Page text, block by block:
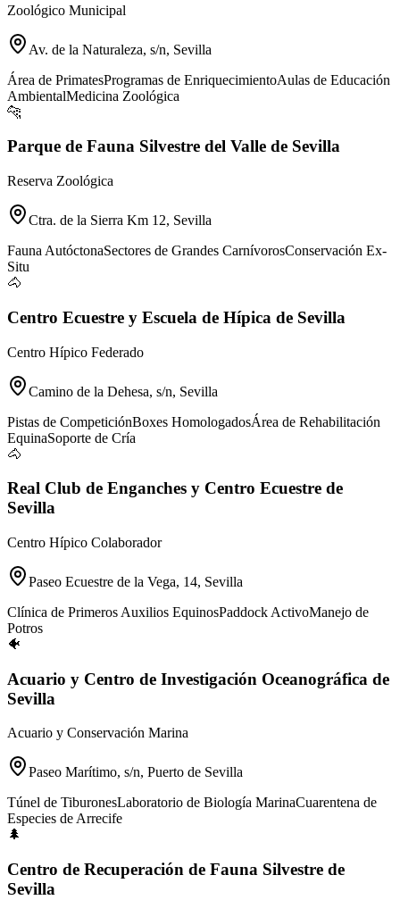
Zoológico Municipal
Av. de la Naturaleza, s/n, Sevilla
Área de PrimatesProgramas de EnriquecimientoAulas de Educación
AmbientalMedicina Zoológica
🐆
Parque de Fauna Silvestre del Valle de Sevilla
Reserva Zoológica
Ctra. de la Sierra Km 12, Sevilla
Fauna AutóctonaSectores de Grandes CarnívorosConservación Ex-
Situ
🐴
Centro Ecuestre y Escuela de Hípica de Sevilla
Centro Hípico Federado
Camino de la Dehesa, s/n, Sevilla
Pistas de CompeticiónBoxes HomologadosÁrea de Rehabilitación
EquinaSoporte de Cría
🐴
Real Club de Enganches y Centro Ecuestre de
Sevilla
Centro Hípico Colaborador
Paseo Ecuestre de la Vega, 14, Sevilla
Clínica de Primeros Auxilios EquinosPaddock ActivoManejo de
Potros
🐠
Acuario y Centro de Investigación Oceanográfica de
Sevilla
Acuario y Conservación Marina
Paseo Marítimo, s/n, Puerto de Sevilla
Túnel de TiburonesLaboratorio de Biología MarinaCuarentena de
Especies de Arrecife
🌲
Centro de Recuperación de Fauna Silvestre de
Sevilla